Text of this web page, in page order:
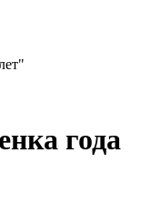
года